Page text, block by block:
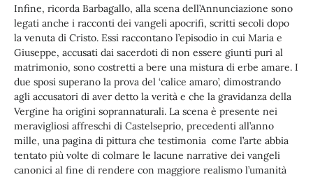
Infine, ricorda Barbagallo, alla scena dell’Annunciazione sono
legati anche i racconti dei vangeli apocrifi, scritti secoli dopo
la venuta di Cristo. Essi raccontano l’episodio in cui Maria e
Giuseppe, accusati dai sacerdoti di non essere giunti puri al
matrimonio, sono costretti a bere una mistura di erbe amare. I
due sposi superano la prova del ‘calice amaro’, dimostrando
agli accusatori di aver detto la verità e che la gravidanza della
Vergine ha origini soprannaturali. La scena è presente nei
meravigliosi affreschi di Castelseprio, precedenti all’anno
mille, una pagina di pittura che testimonia come l’arte abbia
tentato più volte di colmare le lacune narrative dei vangeli
canonici al fine di rendere con maggiore realismo l’umanità